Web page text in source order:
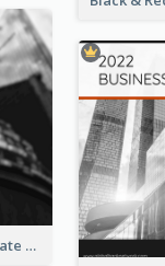
Business Corporate Annual Report